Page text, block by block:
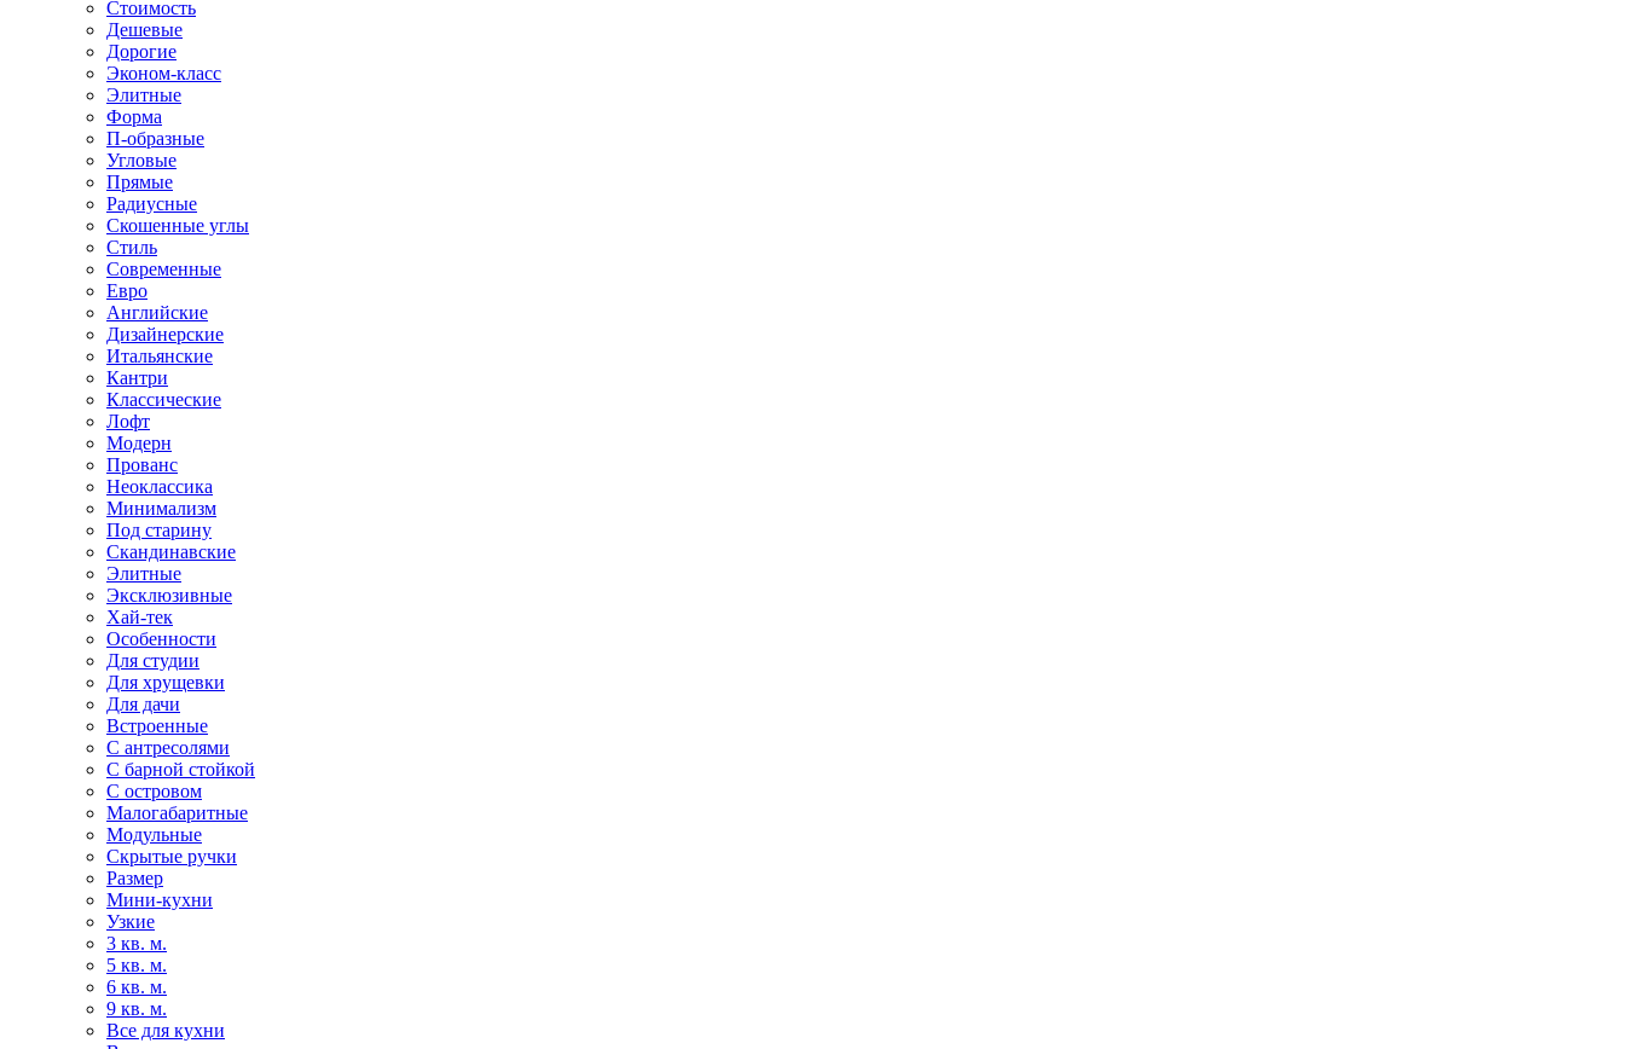
Стоимость
Дешевые
Дорогие
Эконом-класс
Элитные
Форма
П-образные
Угловые
Прямые
Радиусные
Скошенные углы
Стиль
Современные
Евро
Английские
Дизайнерские
Итальянские
Кантри
Классические
Лофт
Модерн
Прованс
Неоклассика
Минимализм
Под старину
Скандинавские
Элитные
Эксклюзивные
Хай-тек
Особенности
Для студии
Для хрущевки
Для дачи
Встроенные
С антресолями
С барной стойкой
С островом
Малогабаритные
Модульные
Скрытые ручки
Размер
Мини-кухни
Узкие
3 кв. м.
5 кв. м.
6 кв. м.
9 кв. м.
Все для кухни